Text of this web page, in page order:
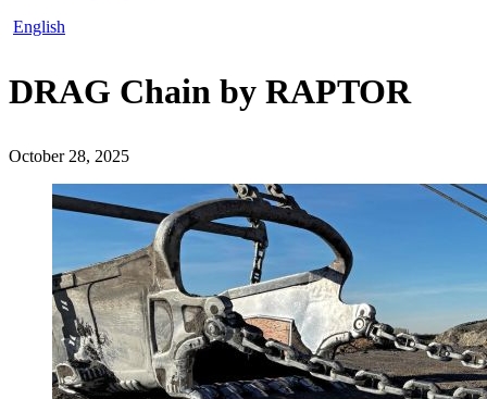
English
DRAG Chain by RAPTOR
October 28, 2025